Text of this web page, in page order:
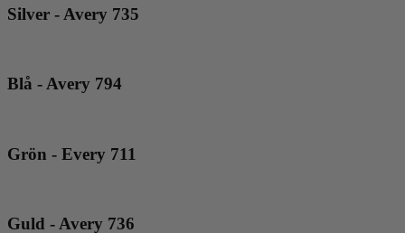
Silver - Avery 735
Blå - Avery 794
Grön - Every 711
Guld - Avery 736